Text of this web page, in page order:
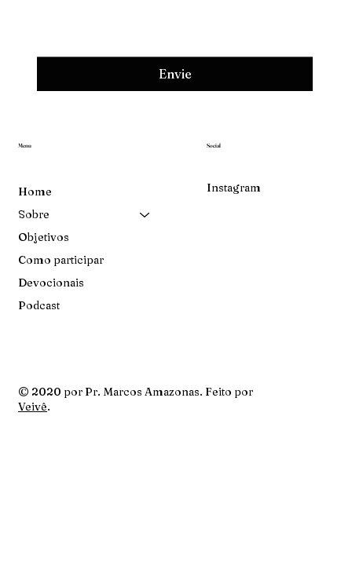
Menu
Home
Sobre
Objetivos
Como participar
Devocionais
Podcast
Social
Instagram
Envie
© 2020 por Pr. Marcos Amazonas. Feito por
Veivê.